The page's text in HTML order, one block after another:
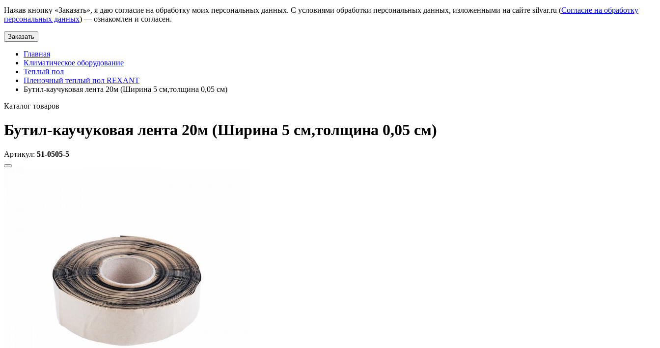
Нажав кнопку «Заказать», я даю согласие на обработку моих персональных данных. С условиями обработки персональных данных, изложенными на сайте silvar.ru (Согласие на обработку
персональных данных) — ознакомлен и согласен.
Заказать
Главная
Климатическое оборудование
Теплый пол
Пленочный теплый пол REXANT
Бутил-каучуковая лента 20м (Ширина 5 см,толщина 0,05 см)
Каталог товаров
Бутил-каучуковая лента 20м (Ширина 5 см,толщина 0,05 см)
Артикул: 51-0505-5